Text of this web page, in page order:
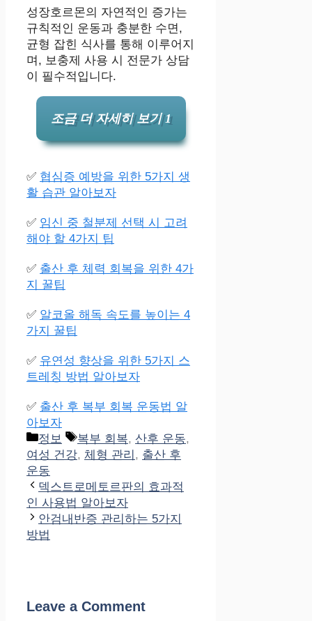
성장호르몬의 자연적인 증가는
규칙적인 운동과 충분한 수면,
균형 잡힌 식사를 통해 이루어지
며, 보충제 사용 시 전문가 상담
이 필수적입니다.
조금 더 자세히 보기 1
✅ 협심증 예방을 위한 5가지 생
활 습관 알아보자
✅ 임신 중 철분제 선택 시 고려
해야 할 4가지 팁
✅ 출산 후 체력 회복을 위한 4가
지 꿀팁
✅ 알코올 해독 속도를 높이는 4
가지 꿀팁
✅ 유연성 향상을 위한 5가지 스
트레칭 방법 알아보자
✅ 출산 후 복부 회복 운동법 알
아보자
Categories
정보 Tags
복부 회복, 산후 운동,
여성 건강, 체형 관리 , 출산 후
운동
덱스트로메토르판의 효과적
인 사용법 알아보자
안검내반증 관리하는 5가지
방법
Leave a Comment